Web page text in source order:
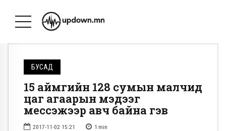
БУСАД
15 аймгийн 128 сумын малчид
цаг агаарын мэдээг
мессэжээр авч байна гэв
2017-11-02 15:21 1 min